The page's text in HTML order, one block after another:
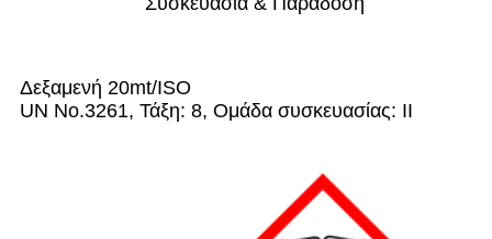
Δεξαμενή 20mt/ISO
UN No.3261, Τάξη: 8, Ομάδα συσκευασίας: II